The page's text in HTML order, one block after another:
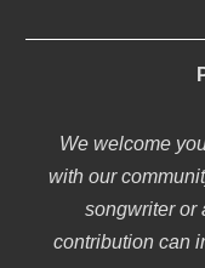
We welcome
with our
songwriter or
contribution can